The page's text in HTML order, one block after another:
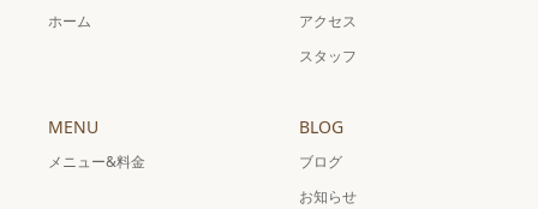
ホーム
アクセス
スタッフ
MENU
メニュー&料金
BLOG
ブログ
お知らせ